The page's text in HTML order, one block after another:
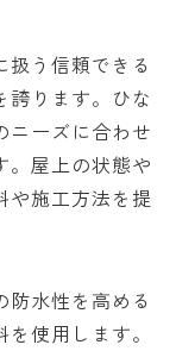
扱う信頼できる
誇ります。ひな
ニーズに合わせ
。屋上の状態や
や施工方法を提
水性を高める
使用します。